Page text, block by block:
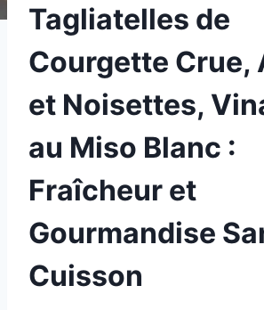
Tagliatelles de
Courgette Crue,
et Noisettes,
au Miso Blanc :
Fraîcheur et
Gourmandise
Cuisson